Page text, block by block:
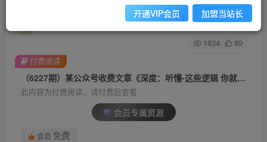
关注 私信
1834 89
（6227期）某公众号收费文章《深度：听懂-这些逻辑 你就知道富人 凭什么一直赢了》
此内容为付费阅读，请付费后查看
会员专属资源
会员 免费
付费阅读
开通VIP会员 加盟当站长